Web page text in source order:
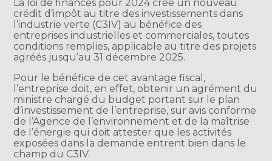
La loi de finances pour 2024 crée un nouveau
crédit d’impôt au titre des investissements dans
l’industrie verte (C3IV) au bénéfice des
entreprises industrielles et commerciales, toutes
conditions remplies, applicable au titre des projets
agréés jusqu’au 31 décembre 2025.
Pour le bénéfice de cet avantage fiscal,
l’entreprise doit, en effet, obtenir un agrément du
ministre chargé du budget portant sur le plan
d’investissement de l’entreprise, sur avis conforme
de l’Agence de l’environnement et de la maîtrise
de l’énergie qui doit attester que les activités
exposées dans la demande entrent bien dans le
champ du C3IV.